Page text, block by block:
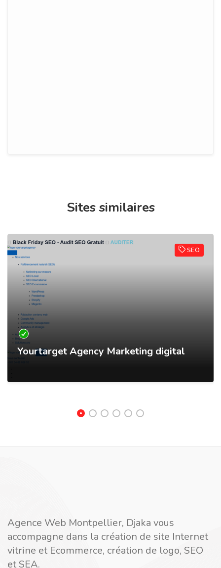
Sites similaires
SEO
Yourtarget Agency Marketing digital
Agence Web Montpellier, Djaka vous
accompagne dans la création de site Internet
vitrine et Ecommerce, création de logo, SEO
et SEA.